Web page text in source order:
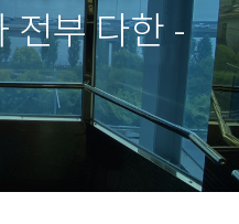
전부 다한 -